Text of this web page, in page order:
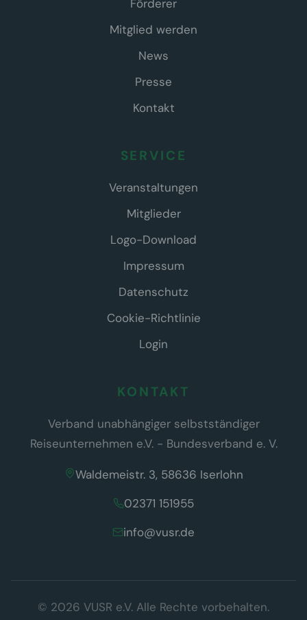
Förderer
Mitglied werden
News
Presse
Kontakt
SERVICE
Veranstaltungen
Mitglieder
Logo-Download
Impressum
Datenschutz
Cookie-Richtlinie
Login
KONTAKT
Verband unabhängiger selbstständiger
Reiseunternehmen e.V. - Bundesverband e. V.
Waldemeistr. 3, 58636 Iserlohn
02371 151955
info@vusr.de
© 2026 VUSR e.V. Alle Rechte vorbehalten.
Diese Website verwendet ausschließlich technisch notwendige